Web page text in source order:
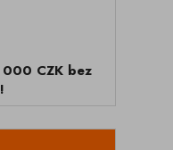
CZK bez